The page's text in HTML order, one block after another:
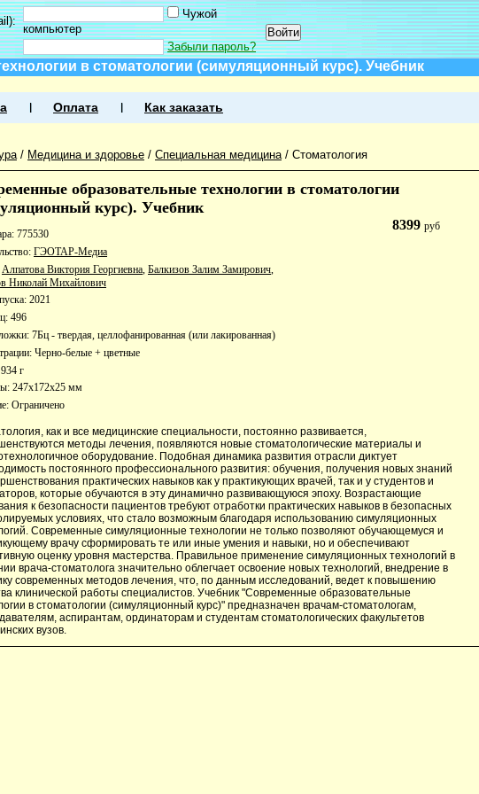
Чужой
компьютер
Забыли пароль?
в стоматологии (симуляционный курс). Учебник
Оплата Как заказать
/ Медицина и здоровье / Специальная медицина/ Стоматология
образовательные технологии в стоматологии
курс). Учебник
8399руб
775530
ГЭОТАР-Медиа
Алпатова Виктория Георгиевна Балкизов Залим Замирович
Николай Михайлович
2021
496
7Бц - твердая, целлофанированная (или лакированная)
Черно-белые + цветные
г
247x172x25 мм
Ограничено
как и все медицинские специальности, постоянно развивается,
методы лечения, появляются новые стоматологические материалы и
оборудование. Подобная динамика развития отрасли диктует
постоянного профессионального развития: обучения, получения новых знаний
практических навыков как у практикующих врачей, так и у студентов и
которые обучаются в эту динамично развивающуюся эпоху. Возрастающие
к безопасности пациентов требуют отработки практических навыков в безопасных
условиях, что стало возможным благодаря использованию симуляционных
Современные симуляционные технологии не только позволяют обучающемуся и
врачу сформировать те или иные умения и навыки, но и обеспечивают
оценку уровня мастерства. Правильное применение симуляционных технологий в
врача-стоматолога значительно облегчает освоение новых технологий, внедрение в
современных методов лечения, что, по данным исследований, ведет к повышению
клинической работы специалистов. Учебник "Современные образовательные
в стоматологии (симуляционный курс)" предназначен врачам-стоматологам,
аспирантам, ординаторам и студентам стоматологических факультетов
вузов.